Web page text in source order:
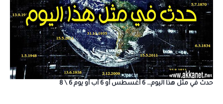
حدث في مثل هذا اليوم… 6 أغسطس أو 6 آب أو يوم 6 \ 8